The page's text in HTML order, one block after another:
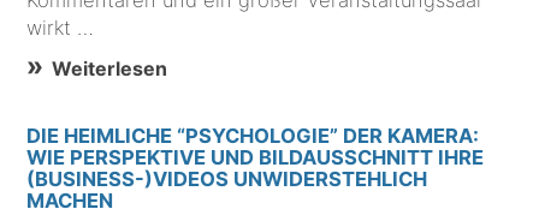
wirkt …
Weiterlesen
DIE HEIMLICHE “PSYCHOLOGIE” DER KAMERA:
WIE PERSPEKTIVE UND BILDAUSSCHNITT IHRE
(BUSINESS-)VIDEOS UNWIDERSTEHLICH
MACHEN